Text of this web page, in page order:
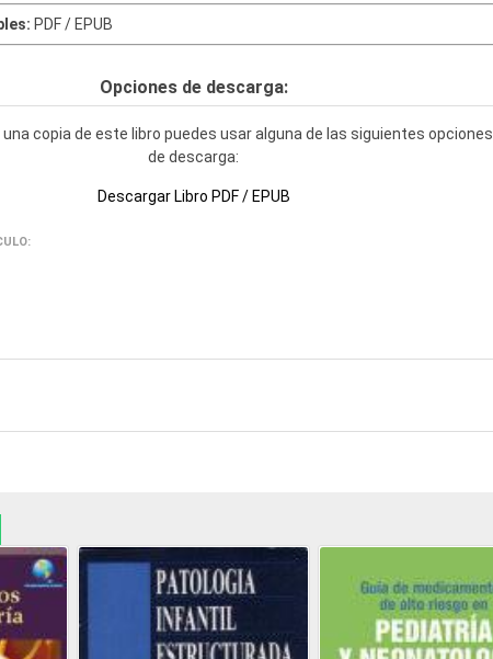
PDF / EPUB
Opciones de descarga:
copia de este libro puedes usar alguna de las siguientes opciones
de descarga:
Descargar Libro PDF / EPUB